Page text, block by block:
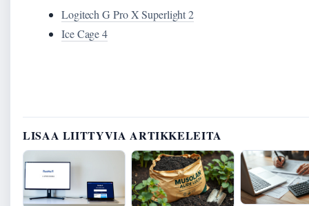
Logitech G Pro X Superlight 2
Ice Cage 4
LISAA LIITTYVIA ARTIKKELEITA